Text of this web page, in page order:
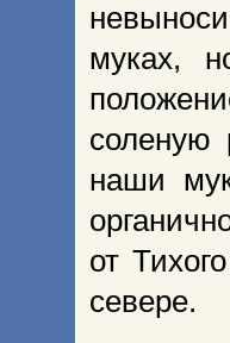
муках,
наши
от
севере.